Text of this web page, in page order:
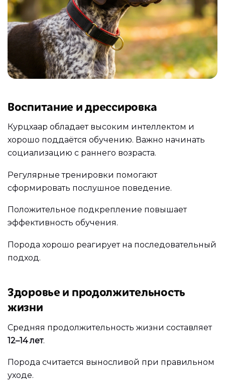
Воспитание и дрессировка
Курцхаар обладает высоким интеллектом и
хорошо поддаётся обучению. Важно начинать
социализацию с раннего возраста.
Регулярные тренировки помогают
сформировать послушное поведение.
Положительное подкрепление повышает
эффективность обучения.
Порода хорошо реагирует на последовательный
подход.
Здоровье и продолжительность
жизни
Средняя продолжительность жизни составляет
12–14 лет.
Порода считается выносливой при правильном
уходе.